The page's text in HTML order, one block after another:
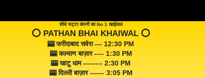
सीधे सट्टा कंपनी का No 1 खाईवाल
⭕️ PATHAN BHAI KHAIWAL ⭕️
🎰 फरीदाबाद सवेरा --- 12:30 PM
🎰 कल्याण बाज़ार ---- 1:30 PM
🎰 खाटू धाम -------- 2:30 PM
🎰 दिल्ली बाज़ार ------ 3:05 PM